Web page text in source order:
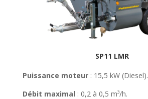
SP11 LMR
Puissance moteur : 15,5 kW (Diesel).
Débit maximal : 0,2 à 0,5 m³/h.